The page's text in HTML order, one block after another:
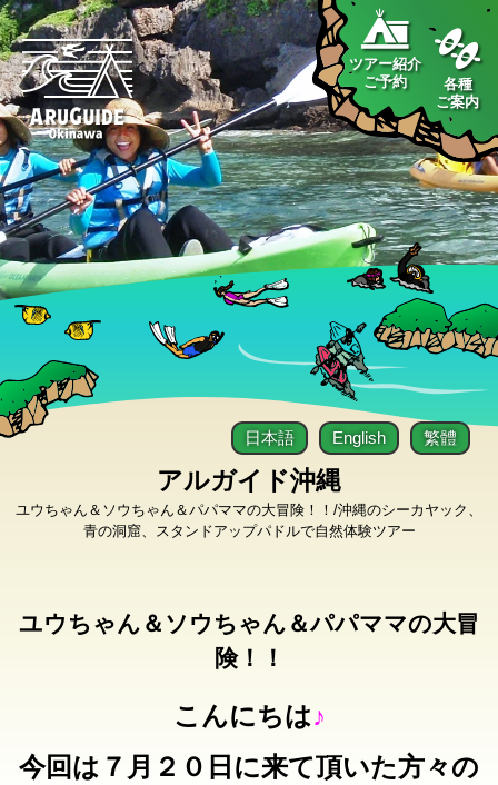
ツアー紹介
ご予約
各種
ご案内
アルガイド沖縄
ユウちゃん＆ソウちゃん＆パパママの大冒険！！/沖縄のシーカヤック、
青の洞窟、スタンドアップパドルで自然体験ツアー
日本語 English 繁體
ユウちゃん＆ソウちゃん＆パパママの大冒
険！！
こんにちは♪
今回は７月２０日に来て頂いた方々の